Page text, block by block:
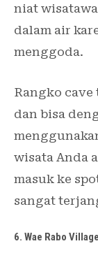
niat
dalam air
menggoda.
Rangko
dan bisa
wisata Anda
masuk ke
sangat
6. Wae Rabo Village